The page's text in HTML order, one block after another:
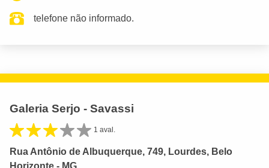
telefone não informado.
Galeria Serjo - Savassi
1 aval.
Rua Antônio de Albuquerque, 749, Lourdes, Belo
Horizonte - MG